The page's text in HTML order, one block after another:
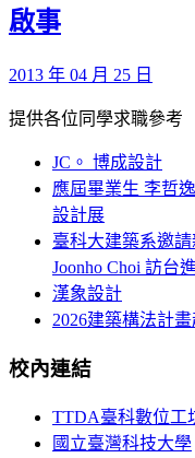
啟事
2013 年 04 月 25 日
提供各位同學求職參考
JC。 博成設計
應屆畢業生 李哲
設計展
臺科大建築系邀
Joonho Choi 訪台
漢象設計
2026建築構法計
校內連結
TTDA臺科數位工
國立臺灣科技大學